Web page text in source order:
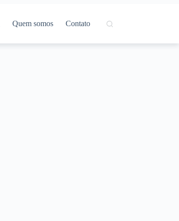
Quem somos Contato